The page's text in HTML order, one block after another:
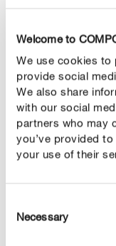
Welcome to
We use cookies to
provide social
We also share
with our social
partners who may
you’ve provided
your use of their
Selection
Necessary
2. Diascia’s
Met zijn 20 tot 30
diascia geen
ideaal om
De diascia mag je
. Houd de